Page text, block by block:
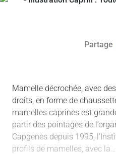
Partage
Mamelle décrochée, avec
droits, en forme de
mamelles caprines est
partir des pointages de
Capgenes depuis 1995,
profils de mamelles, avec la…